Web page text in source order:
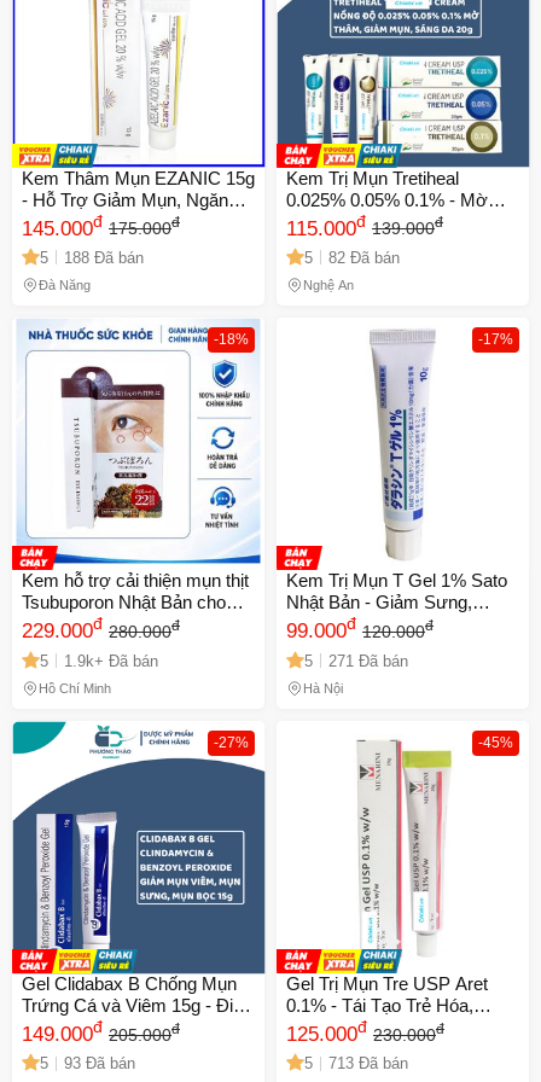
Kem Thâm Mụn EZANIC 15g
- Hỗ Trợ Giảm Mụn, Ngăn
Ngừa Thâm Đen và Thâm
Đỏ, Dưỡng Ẩm Da
145.000đ 175.000đ
5 188 Đã bán
Đà Nẵng
Kem Trị Mụn Tretiheal
0.025% 0.05% 0.1% - Mờ
Thâm, Ngừa Mụn, Sáng Da,
Cải Thiện Kết Cấu Da 20g
115.000đ 139.000đ
5 82 Đã bán
Nghệ An
-18%
Kem hỗ trợ cải thiện mụn thịt
Tsubuporon Nhật Bản cho
vùng mắt - Hỗ trợ loại bỏ
mụn thịt, làm da mịn màng và
tươi sáng.
229.000đ 280.000đ
5 1.9k+ Đã bán
Hồ Chí Minh
-17%
Kem Trị Mụn T Gel 1% Sato
Nhật Bản - Giảm Sưng,
Ngừa Mụn, Phục Hồi Da
Nhạy Cảm, 10g
99.000đ 120.000đ
5 271 Đã bán
Hà Nội
-27%
Gel Clidabax B Chống Mụn
Trứng Cá và Viêm 15g - Điều
Trị Da Hiệu Quả, Cam Kết
Chất Lượng 100%
149.000đ 205.000đ
5 93 Đã bán
-45%
Gel Trị Mụn Tre USP Aret
0.1% - Tái Tạo Trẻ Hóa,
Giảm Mụn, Mịn Da, 20g -
Sản Phẩm Dành Cho Da
Mụn Từ Menarini
125.000đ 230.000đ
5 713 Đã bán